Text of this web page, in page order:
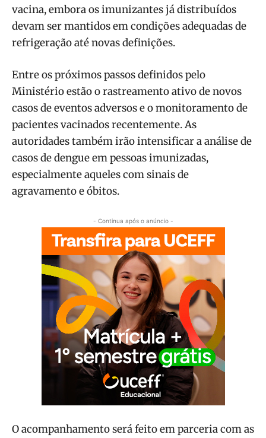
vacina, embora os imunizantes já distribuídos
devam ser mantidos em condições adequadas de
refrigeração até novas definições.
Entre os próximos passos definidos pelo
Ministério estão o rastreamento ativo de novos
casos de eventos adversos e o monitoramento de
pacientes vacinados recentemente. As
autoridades também irão intensificar a análise de
casos de dengue em pessoas imunizadas,
especialmente aqueles com sinais de
agravamento e óbitos.
- Continua após o anúncio -
O acompanhamento será feito em parceria com as